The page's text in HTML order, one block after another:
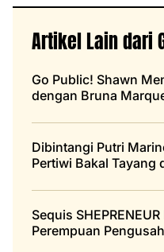
Artikel Lain dari
Go Public! Shawn
dengan Bruna
Dibintangi Putri
Pertiwi Bakal Tayang
Sequis
Perempuan